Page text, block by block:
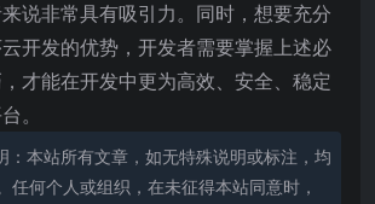
说非常具有吸引力。同时，想要充分
开发的优势，开发者需要掌握上述必
才能在开发中更为高效、安全、稳定
。
：本站所有文章，如无特殊说明或标注，均
任何个人或组织，在未征得本站同意时，